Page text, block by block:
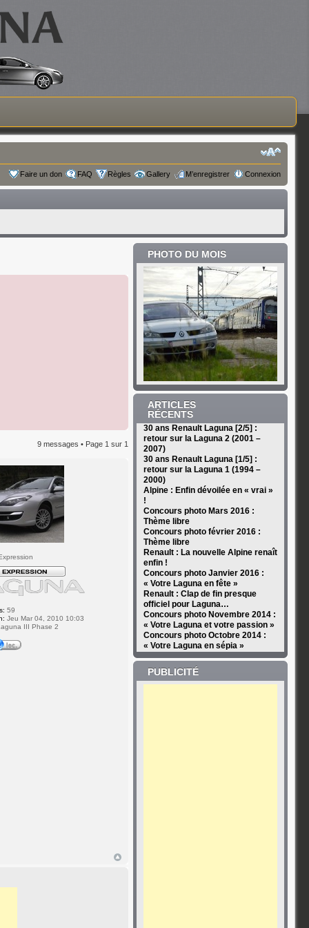
Faire un don FAQ Règles Gallery M’enregistrer Connexion
9 messages • Page 1 sur 1
59
Jeu Mar 04, 2010 10:03
III Phase 2
PHOTO DU MOIS
ARTICLES
RÉCENTS
30 ans Renault Laguna [2/5] :
retour sur la Laguna 2 (2001 –
2007)
30 ans Renault Laguna [1/5] :
retour sur la Laguna 1 (1994 –
2000)
Alpine : Enfin dévoilée en « vrai »
!
Concours photo Mars 2016 :
Thème libre
Concours photo février 2016 :
Thème libre
Renault : La nouvelle Alpine renaît
enfin !
Concours photo Janvier 2016 :
« Votre Laguna en fête »
Renault : Clap de fin presque
officiel pour Laguna…
Concours photo Novembre 2014 :
« Votre Laguna et votre passion »
Concours photo Octobre 2014 :
« Votre Laguna en sépia »
PUBLICITÉ